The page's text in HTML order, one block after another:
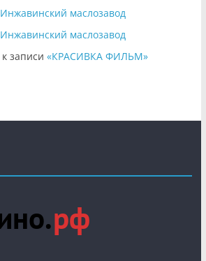
Инжавинский маслозавод
Инжавинский маслозавод
к записи «КРАСИВКА ФИЛЬМ»